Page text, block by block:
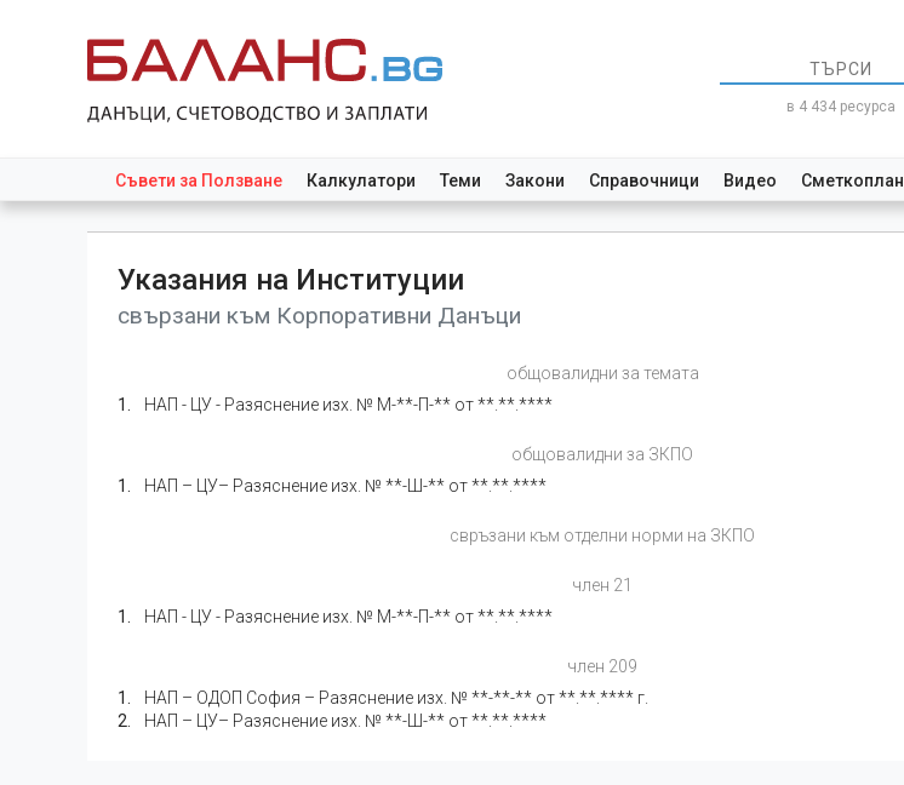
в 4 434 ресурса
Съвети за Ползване Калкулатори Теми Закони Справочници Видео Сметкоплан
Указания на Институции
свързани към Корпоративни Данъци
общовалидни за темата
НАП - ЦУ - Разяснение изх. № М-**-П-** от **.**.****
общовалидни за ЗКПО
НАП – ЦУ– Разяснение изх. № **-Ш-** от **.**.****
свръзани към отделни норми на ЗКПО
член 21
НАП - ЦУ - Разяснение изх. № М-**-П-** от **.**.****
член 209
НАП – ОДОП София – Разяснение изх. № **-**-** от **.**.**** г.
НАП – ЦУ– Разяснение изх. № **-Ш-** от **.**.****